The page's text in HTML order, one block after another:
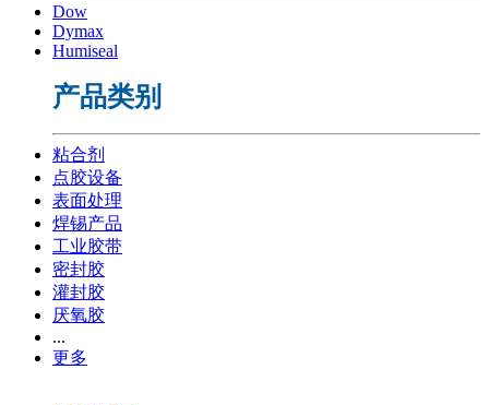
Dow
Dymax
Humiseal
产品类别
粘合剂
点胶设备
表面处理
焊锡产品
工业胶带
密封胶
灌封胶
厌氧胶
...
更多